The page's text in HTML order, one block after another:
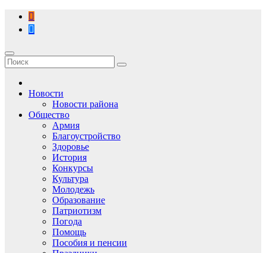
Перейти
содержимому
Новости
Новости района
Общество
Армия
Благоустройство
Здоровье
История
Конкурсы
Культура
Молодежь
Образование
Патриотизм
Погода
Помощь
Пособия и пенсии